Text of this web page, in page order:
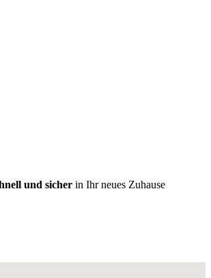
und sicher in Ihr neues Zuhause